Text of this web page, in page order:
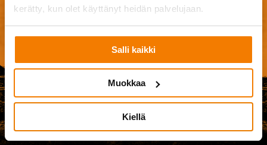
kerätty, kun olet käyttänyt heidän palvelujaan.
Salli kaikki
Muokkaa
Kiellä